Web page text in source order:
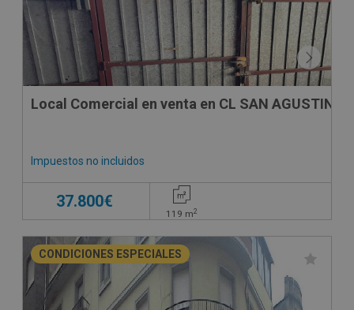
Local Comercial en venta en CL SAN AGUSTIN
Impuestos no incluidos
37.800€
119 m2
CONDICIONES ESPECIALES